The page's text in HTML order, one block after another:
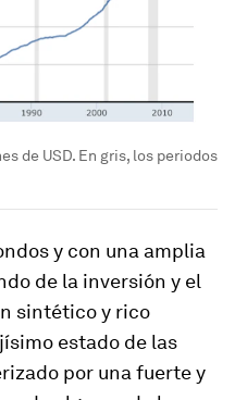
de USD. En gris, los periodos
y con una amplia
de la inversión y el
sintético y rico
estado de las
por una fuerte y